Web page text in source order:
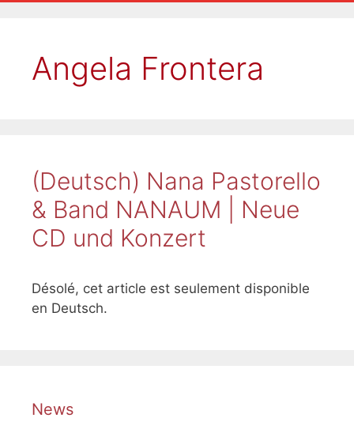
Angela Frontera
(Deutsch) Nana Pastorello
& Band NANAUM | Neue
CD und Konzert
Désolé, cet article est seulement disponible
en Deutsch.
News